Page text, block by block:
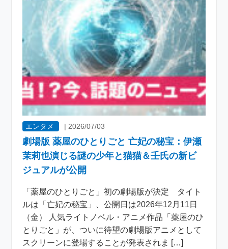
エンタメ | 2026/07/03
劇場版 薬屋のひとりごと 亡妃の秘宝：伊瀬
茉莉也演じる謎の少年と猫猫＆壬氏の新ビ
ジュアルが公開
「薬屋のひとりごと」初の劇場版が決定 タイト
ルは「亡妃の秘宝」、公開日は2026年12月11日
（金） 人気ライトノベル・アニメ作品「薬屋のひ
とりごと」が、ついに待望の劇場版アニメとして
スクリーンに登場することが発表されま […]